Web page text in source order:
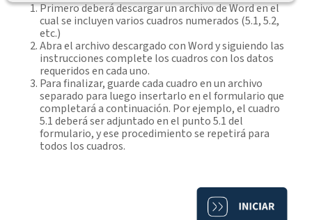
Primero deberá descargar un archivo de Word en el
cual se incluyen varios cuadros numerados (5.1, 5.2,
etc.)
Abra el archivo descargado con Word y siguiendo las
instrucciones complete los cuadros con los datos
requeridos en cada uno.
Para finalizar, guarde cada cuadro en un archivo
separado para luego insertarlo en el formulario que
completará a continuación. Por ejemplo, el cuadro
5.1 deberá ser adjuntado en el punto 5.1 del
formulario, y ese procedimiento se repetirá para
todos los cuadros.